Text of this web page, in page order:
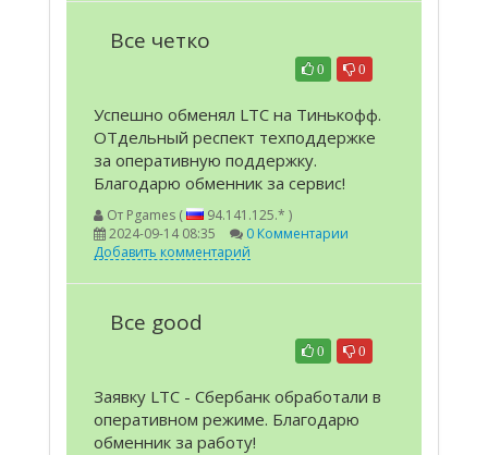
Все четко
0
0
Успешно обменял LTC на Тинькофф.
ОТдельный респект техподдержке
за оперативную поддержку.
Благодарю обменник за сервис!
От Pgames (
94.141.125.* )
2024-09-14 08:35
0 Комментарии
Добавить комментарий
Все good
0
0
Заявку LTC - Сбербанк обработали в
оперативном режиме. Благодарю
обменник за работу!